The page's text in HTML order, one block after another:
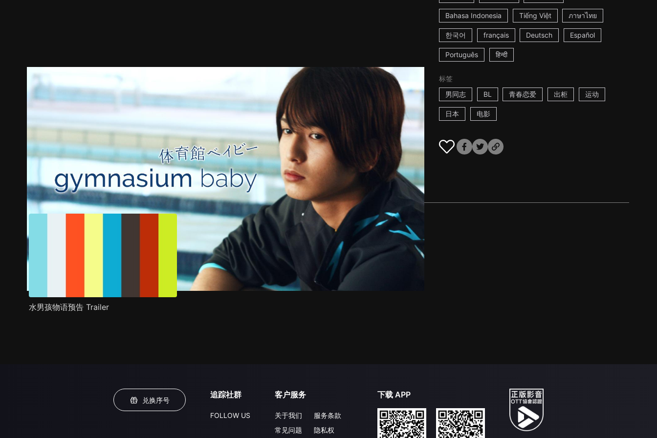
Bahasa Indonesia Tiếng Việt ภาษาไทย
한국어 français Deutsch Español
Português हिन्दी
标签
男同志
BL 青春恋爱 出柜 运动
日本 电影
预告 剧照 推荐影片 剧情介绍
水男孩物语预告 Trailer
兑换序号
追踪社群
FOLLOW US
客户服务
关于我们
常见问题
服务条款
隐私权
下载 APP